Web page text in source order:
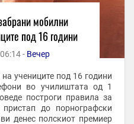
мобилни
под 16 години
- Вечер
учениците под 16 години
во училиштата од 1
построги правила за
до порнографски
денес полскиот премиер